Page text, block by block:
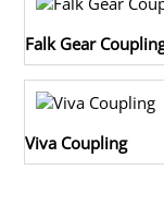
Falk Gear
Viva Coupling